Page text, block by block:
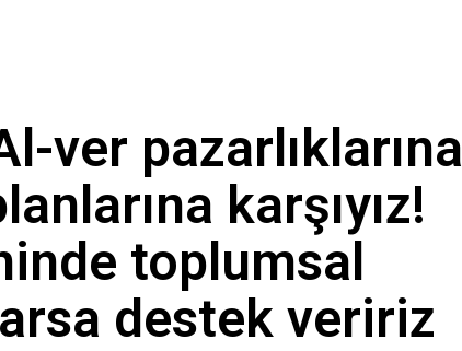
ver pazarlıklarına
karşıyız!
toplumsal
destek veririz